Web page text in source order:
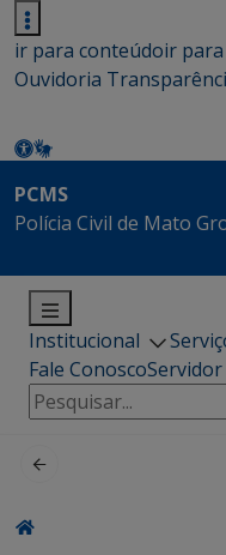
ir para conteúdoir
Ouvidoria
PCMS
Polícia Civil de Mato
Institucional
Fale ConoscoServidor
Pesquisar
por: